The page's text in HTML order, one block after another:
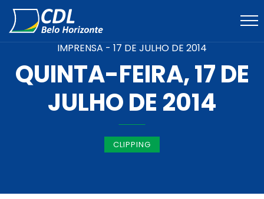
IMPRENSA - 17 DE JULHO DE 2014
QUINTA-FEIRA, 17 DE
JULHO DE 2014
CLIPPING